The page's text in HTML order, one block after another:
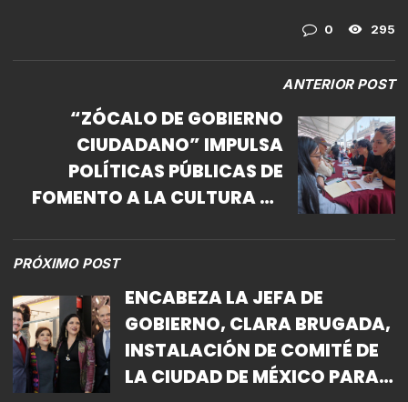
0 295
ANTERIOR POST
“ZÓCALO DE GOBIERNO
CIUDADANO” IMPULSA
POLÍTICAS PÚBLICAS DE
FOMENTO A LA CULTURA EN
PRÓXIMO POST
ENCABEZA LA JEFA DE
GOBIERNO, CLARA BRUGADA,
INSTALACIÓN DE COMITÉ DE
LA CIUDAD DE MÉXICO PARA